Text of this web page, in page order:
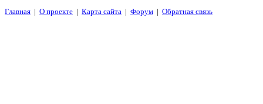
Главная | О проекте | Карта сайта | Форум | Обратная связь